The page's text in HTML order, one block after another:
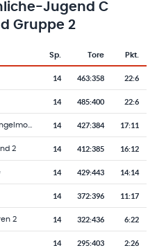
Jugend C
Gruppe 2
Toren und Punkten
Sp. Tore Pkt.
14 463:358 22:6
14 485:400 22:6
14 427:384 17:11
2 14 412:385 16:12
14 429:443 14:14
14 372:396 11:17
2 14 322:436 6:22
14 295:403 2:26